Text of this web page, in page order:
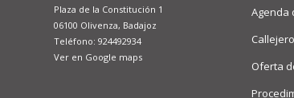
Plaza de la Constitución 1
06100 Olivenza, Badajoz
Teléfono: 924492934
Ver en Google maps
Agenda
Oferta